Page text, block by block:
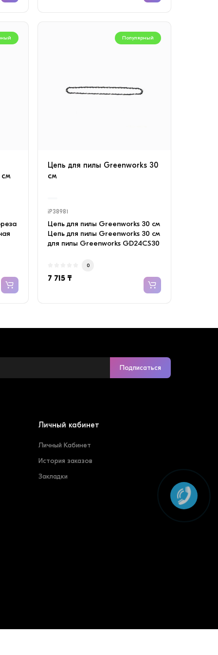
см
Популярный
Цепь для пилы Greenworks 30
см
iP38981
Цепь для пилы Greenworks 30 см
Цепь для пилы Greenworks 30 см
для пилы Greenworks GD24CS30
0
7 715 ₸
Подписаться
Личный кабинет
Личный Кабинет
История заказов
Закладки